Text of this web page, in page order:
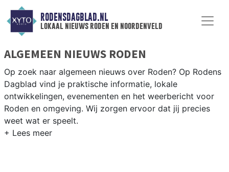
RODENSDAGBLAD.NL
lokaal nieuws roden en noordenveld
ALGEMEEN NIEUWS RODEN
Op zoek naar algemeen nieuws over Roden? Op Rodens
Dagblad vind je praktische informatie, lokale
ontwikkelingen, evenementen en het weerbericht voor
Roden en omgeving. Wij zorgen ervoor dat jij precies
weet wat er speelt.